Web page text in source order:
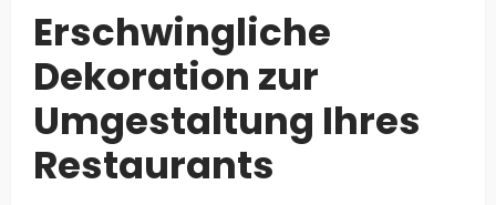
Erschwingliche
Dekoration zur
Umgestaltung Ihres
Restaurants